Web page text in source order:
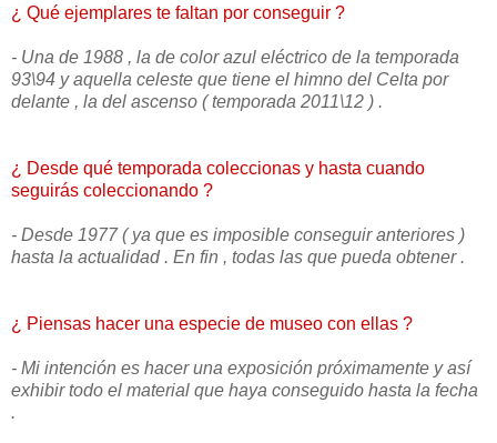
¿ Qué ejemplares te faltan por conseguir ?
- Una de 1988 , la de color azul eléctrico de la temporada
93\94 y aquella celeste que tiene el himno del Celta por
delante , la del ascenso ( temporada 2011\12 ) .
¿ Desde qué temporada coleccionas y hasta cuando
seguirás coleccionando ?
- Desde 1977 ( ya que es imposible conseguir anteriores )
hasta la actualidad . En fin , todas las que pueda obtener .
¿ Piensas hacer una especie de museo con ellas ?
- Mi intención es hacer una exposición próximamente y así
exhibir todo el material que haya conseguido hasta la fecha
.